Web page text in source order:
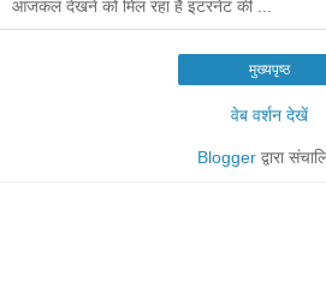
आजकल देखने को मिल रहा है इंटरनेट की ...
मुख्यपृष्ठ
वेब वर्शन देखें
Bloggerद्वारा